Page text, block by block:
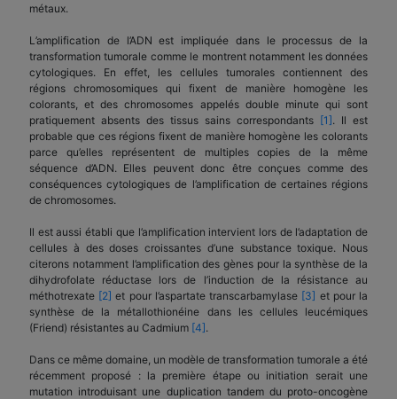
métaux.
L’amplification de l’ADN est impliquée dans le processus de la
transformation tumorale comme le montrent notamment les données
cytologiques. En effet, les cellules tumorales contiennent des
régions chromosomiques qui fixent de manière homogène les
colorants, et des chromosomes appelés double minute qui sont
pratiquement absents des tissus sains correspondants [1]. Il est
probable que ces régions fixent de manière homogène les colorants
parce qu’elles représentent de multiples copies de la même
séquence d’ADN. Elles peuvent donc être conçues comme des
conséquences cytologiques de l’amplification de certaines régions
de chromosomes.
Il est aussi établi que l’amplification intervient lors de l’adaptation de
cellules à des doses croissantes d’une substance toxique. Nous
citerons notamment l’amplification des gènes pour la synthèse de la
dihydrofolate réductase lors de l’induction de la résistance au
méthotrexate [2] et pour l’aspartate transcarbamylase [3] et pour la
synthèse de la métallothionéine dans les cellules leucémiques
(Friend) résistantes au Cadmium [4].
Dans ce même domaine, un modèle de transformation tumorale a été
récemment proposé : la première étape ou initiation serait une
mutation introduisant une duplication tandem du proto-oncogène